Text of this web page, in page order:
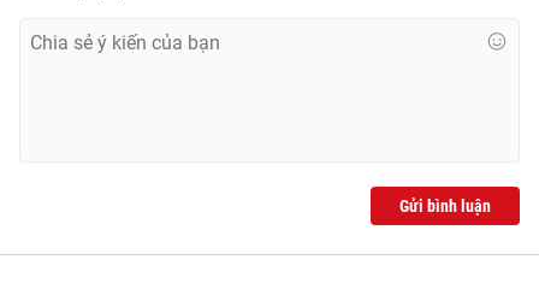
Gửi bình luận